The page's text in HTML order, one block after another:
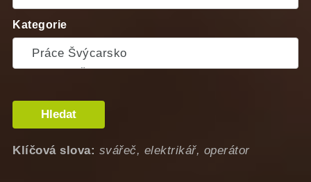
Kategorie
Hledat
Klíčová slova: svářeč, elektrikář, operátor